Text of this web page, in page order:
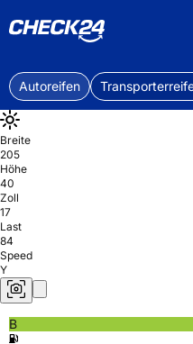
Autoreifen
Breite
205
Höhe
40
Zoll
17
Last
84
Speed
Y
B